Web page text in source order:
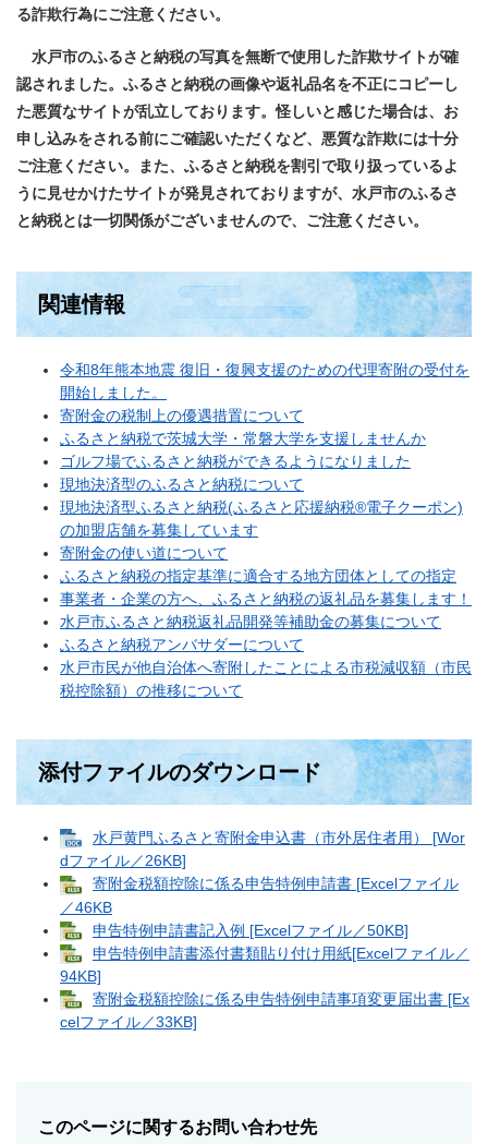
る詐欺行為にご注意ください。
水戸市のふるさと納税の写真を無断で使用した詐欺サイトが確
認されました。ふるさと納税の画像や返礼品名を不正にコピーし
た悪質なサイトが乱立しております。怪しいと感じた場合は、お
申し込みをされる前にご確認いただくなど、悪質な詐欺には十分
ご注意ください。また、ふるさと納税を割引で取り扱っているよ
うに見せかけたサイトが発見されておりますが、水戸市のふるさ
と納税とは一切関係がございませんので、ご注意ください。
​​関連情報
令和8年熊本地震 復旧・復興支援のための代理寄附の受付を
開始しました。
寄附金の税制上の優遇措置について
ふるさと納税で茨城大学・常磐大学を支援しませんか
ゴルフ場でふるさと納税ができるようになりました
現地決済型のふるさと納税について
現地決済型ふるさと納税(ふるさと応援納税®電子クーポン)
の加盟店舗を募集しています
寄附金の使い道について
ふるさと納税の指定基準に適合する地方団体としての指定
事業者・企業の方へ、ふるさと納税の返礼品を募集します！
水戸市ふるさと納税返礼品開発等補助金の募集について
ふるさと納税アンバサダーについて
水戸市民が他自治体へ寄附したことによる市税減収額（市民
税控除額）の推移について​
添付ファイルのダウンロード
水戸黄門ふるさと寄附金申込書（市外居住者用） [Wor
dファイル／26KB]
寄附金税額控除に係る申告特例申請書 [Excelファイル
／46KB
申告特例申請書記入例 [Excelファイル／50KB]
申告特例申請書添付書類貼り付け用紙[Excelファイル／
94KB]
寄附金税額控除に係る申告特例申請事項変更届出書 [Ex
celファイル／33KB]
このページに関するお問い合わせ先